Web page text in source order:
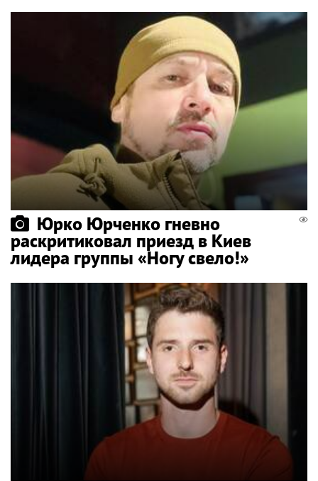
Юрко Юрченко гневно
раскритиковал приезд в Киев
лидера группы «Ногу свело!»